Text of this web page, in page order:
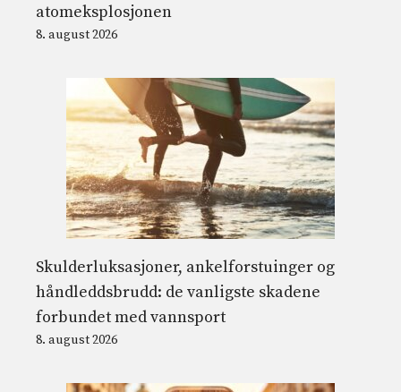
atomeksplosjonen
8. august 2026
Skulderluksasjoner, ankelforstuinger og
håndleddsbrudd: de vanligste skadene
forbundet med vannsport
8. august 2026